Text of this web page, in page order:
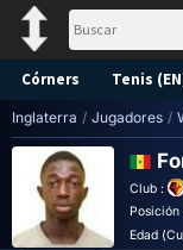
Córners Tenis
Inglaterra / Jugadores /
Club :
Posición
Edad